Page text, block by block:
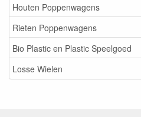
Houten Poppenwagens
Rieten Poppenwagens
Bio Plastic en Plastic Speelgoed
Losse Wielen